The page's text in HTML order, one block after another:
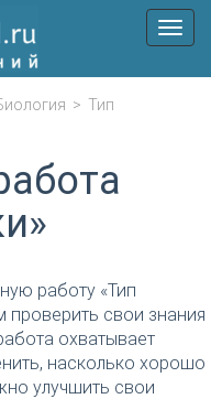
Меню
> Тип
работу «Тип
свои знания
охватывает
насколько хорошо
улучшить свои